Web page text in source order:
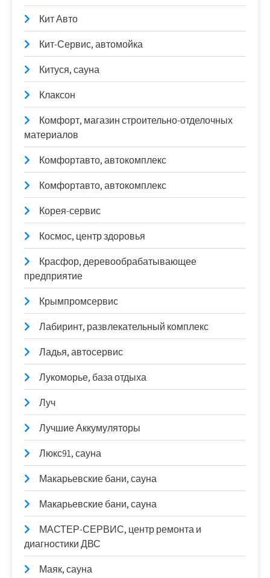
Кит Авто
Кит-Сервис, автомойка
Китуся, сауна
Клаксон
Комфорт, магазин строительно-отделочных
материалов
Комфортавто, автокомплекс
Комфортавто, автокомплекс
Корея-сервис
Космос, центр здоровья
Красфор, деревообрабатывающее
предприятие
Крымпромсервис
Лабиринт, развлекательный комплекс
Ладья, автосервис
Лукоморье, база отдыха
Луч
Лучшие Аккумуляторы
Люкс91, сауна
Макарьевские бани, сауна
Макарьевские бани, сауна
МАСТЕР-СЕРВИС, центр ремонта и
диагностики ДВС
Маяк, сауна